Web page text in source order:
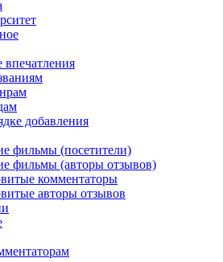
добавления
фильмы (посетители)
фильмы (авторы отзывов)
комментаторы
авторы отзывов